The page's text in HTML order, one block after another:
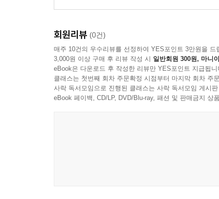
트]
회원리뷰 (0건)
매주 10건의 우수리뷰를 선정하여 YES포인트 3만원을 드
3,000원 이상 구매 후 리뷰 작성 시 일반회원 300원, 마니
eBook은 다운로드 후 작성한 리뷰만 YES포인트 지급됩니
클래스는 첫번째 회차 주문확정 시점부터 마지막 회차 주
사락 독서모임으로 진행된 클래스는 사락 독서모임 게시
eBook 페이백, CD/LP, DVD/Blu-ray, 패션 및 판매금지 상